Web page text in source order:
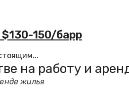
150/барр
на работу и
жилья